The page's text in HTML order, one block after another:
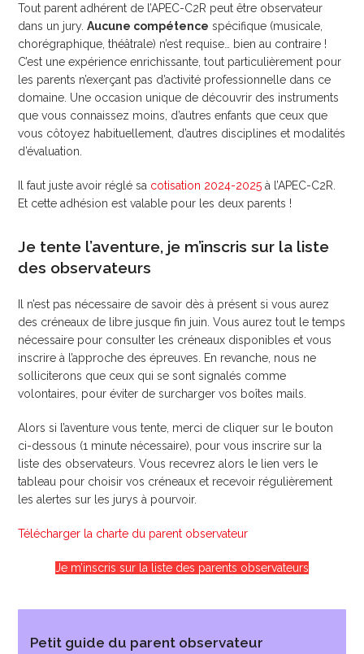
Tout parent adhérent de l’APEC-C2R peut être observateur
dans un jury.Aucune compétence spécifique (musicale,
chorégraphique, théâtrale) n’est requise… bien au contraire !
C’est une expérience enrichissante, tout particulièrement pour
les parents n’exerçant pas d’activité professionnelle dans ce
domaine. Une occasion unique de découvrir des instruments
que vous connaissez moins, d’autres enfants que ceux que
vous côtoyez habituellement, d’autres disciplines et modalités
d’évaluation.
Il faut juste avoir réglé sa cotisation 2024-2025 à l’APEC-C2R.
Et cette adhésion est valable pour les deux parents !
Je tente l’aventure, je m’inscris sur la liste
des observateurs
Il n’est pas nécessaire de savoir dès à présent si vous aurez
des créneaux de libre jusque fin juin. Vous aurez tout le temps
nécessaire pour consulter les créneaux disponibles et vous
inscrire à l’approche des épreuves. En revanche, nous ne
solliciterons que ceux qui se sont signalés comme
volontaires, pour éviter de surcharger vos boîtes mails.
Alors si l’aventure vous tente, merci de cliquer sur le bouton
ci-dessous (1 minute nécessaire), pour vous inscrire sur la
liste des observateurs. Vous recevrez alors le lien vers le
tableau pour choisir vos créneaux et recevoir régulièrement
les alertes sur les jurys à pourvoir.
Télécharger la charte du parent observateur
Je m’inscris sur la liste des parents observateurs
Petit guide du parent observateur